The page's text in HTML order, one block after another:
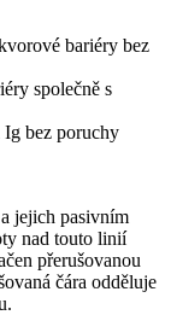
bariéry bez
společně s
Ig bez poruchy
jejich pasivním
nad touto linií
přerušovanou
čára odděluje